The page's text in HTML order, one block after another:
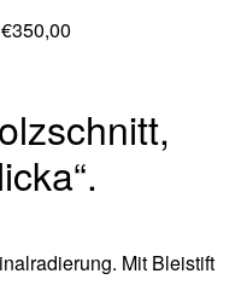
€350,00